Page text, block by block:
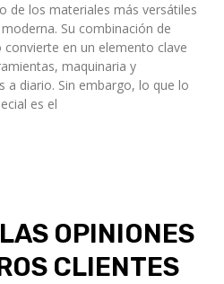
de los materiales más versátiles
Su combinación de
en un elemento clave
maquinaria y
a diario. Sin embargo, lo que lo
es el
OPINIONES
CLIENTES